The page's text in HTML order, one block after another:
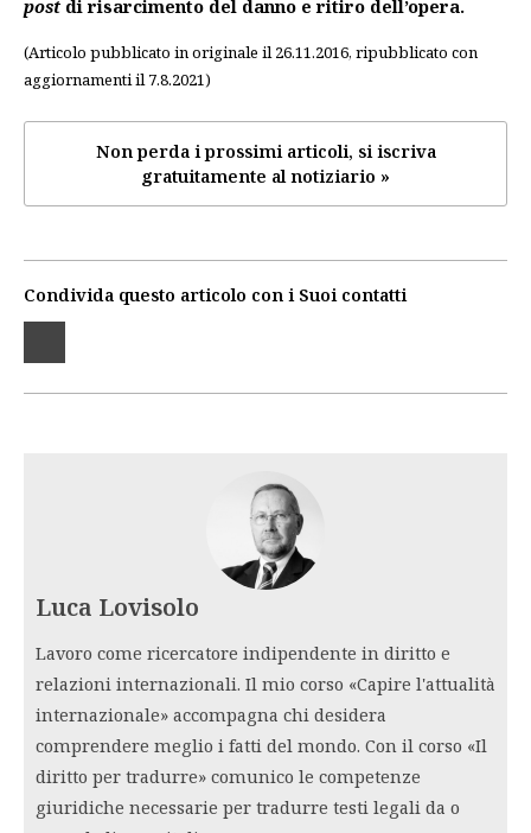
post di risarcimento del danno e ritiro dell’opera.
(Articolo pubblicato in originale il 26.11.2016, ripubblicato con
aggiornamenti il 7.8.2021)
Non perda i prossimi articoli, si iscriva
gratuitamente al notiziario »
Condivida questo articolo con i Suoi contatti
Luca Lovisolo
Lavoro come ricercatore indipendente in diritto e
relazioni internazionali. Il mio corso «Capire l'attualità
internazionale» accompagna chi desidera
comprendere meglio i fatti del mondo. Con il corso «Il
diritto per tradurre» comunico le competenze
giuridiche necessarie per tradurre testi legali da o